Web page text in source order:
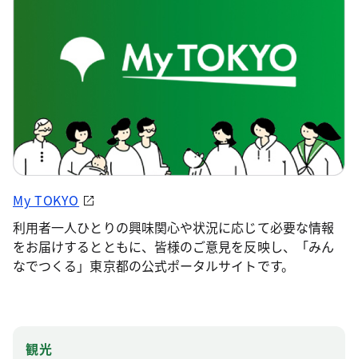
My TOKYO
利用者一人ひとりの興味関心や状況に応じて必要な情報
をお届けするとともに、皆様のご意見を反映し、「みん
なでつくる」東京都の公式ポータルサイトです。
観光